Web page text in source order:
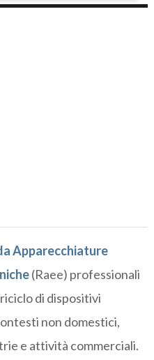
Apparecchiature
(Raee) professionali
di dispositivi
non domestici,
e attività commerciali.